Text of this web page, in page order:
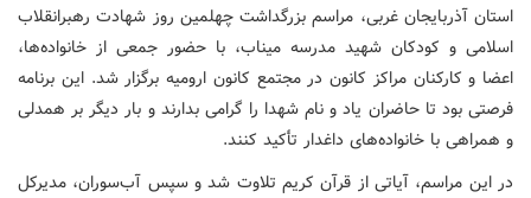
استان آذربایجان غربی، مراسم بزرگداشت چهلمین روز شهادت رهبرانقلاب
اسلامی و کودکان شهید مدرسه میناب، با حضور جمعی از خانواده‌ها،
اعضا و کارکنان مراکز کانون در مجتمع کانون ارومیه برگزار شد. این برنامه
فرصتی بود تا حاضران یاد و نام شهدا را گرامی بدارند و بار دیگر بر همدلی
و همراهی با خانواده‌های داغدار تأکید کنند.
در این مراسم، آیاتی از قرآن کریم تلاوت شد و سپس آب‌سوران، مدیرکل